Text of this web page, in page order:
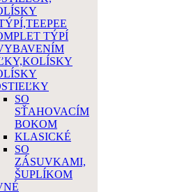
TÝPÍ
SO
SŤAHOVACÍM
BOKOM
KLASICKÉ
SO
ZÁSUVKAMI,
ŠUPLÍKOM